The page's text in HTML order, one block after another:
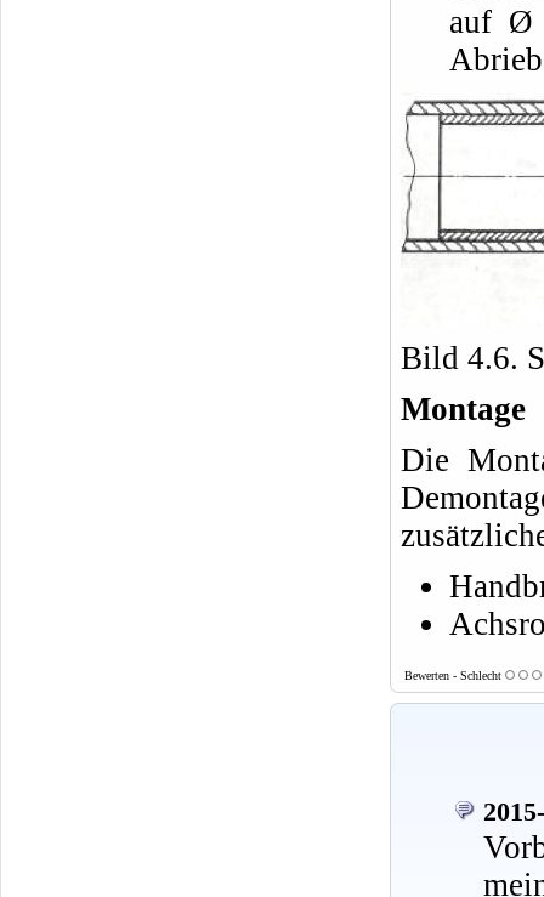
auf Ø
Bild 4.6.
Montage
Die
Bewerten - Schlecht